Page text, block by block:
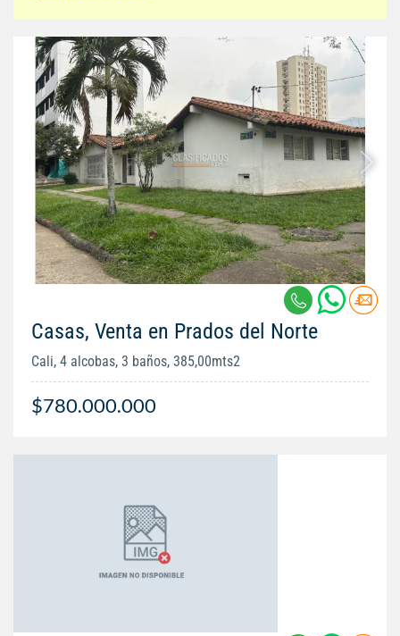
Casas, Venta en Prados del Norte
Cali, 4 alcobas, 3 baños, 385,00mts2
$780.000.000